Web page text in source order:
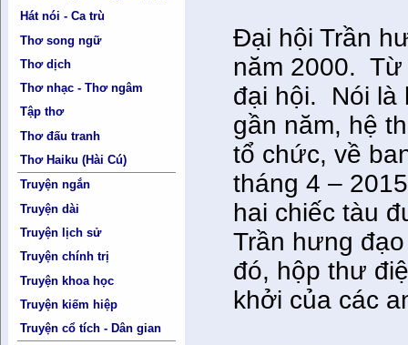
Hát nói - Ca trù
Thơ song ngữ
Thơ dịch
Thơ nhạc - Thơ ngâm
Tập thơ
Thơ đấu tranh
Thơ Haiku (Hài Cú)
Truyện ngắn
Truyện dài
Truyện lịch sử
Truyện chính trị
Truyện khoa học
Truyện kiếm hiệp
Truyện cổ tích - Dân gian
Đại hội Trần
năm 2000.
đại hội. Nói là
gần năm, hệ
tổ chức, về
tháng 4 –
hai chiếc tàu
Trần hưng
đó, hộp thư
khởi của các